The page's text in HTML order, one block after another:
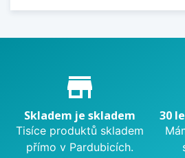
Proč nakupovat u nás?
store_mall_directory
Skladem je skladem
Tisíce produktů skladem
přímo v Pardubicích.
30